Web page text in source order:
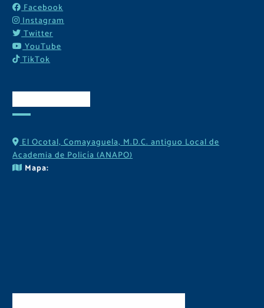
Facebook
Instagram
Twitter
YouTube
TikTok
El Ocotal, Comayaguela, M.D.C. antiguo Local de
Academia de Policía (ANAPO)
Mapa: